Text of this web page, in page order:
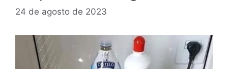
24 de agosto de 2023